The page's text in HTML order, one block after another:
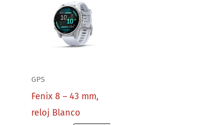
GPS
Fenix 8 – 43 mm,
reloj Blanco